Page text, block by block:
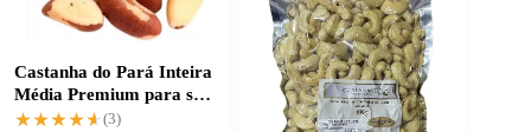
Castanha do Pará Inteira
Média Premium para seu
preparo perfeito
★★★★★
★★★★★ (3)